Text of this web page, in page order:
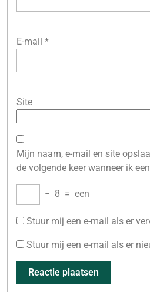
E-mail *
Site
Mijn naam, e-mail en site
de volgende keer wanneer ik
− 8 = een
Stuur mij een e-mail als er
Stuur mij een e-mail als er